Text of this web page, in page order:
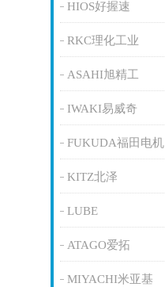
HIOS好握速
RKC理化工业
ASAHI旭精工
IWAKI易威奇
FUKUDA福田电机
KITZ北泽
LUBE
ATAGO爱拓
MIYACHI米亚基